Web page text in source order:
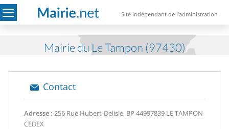
Site indépendant de l'administration
Mairie du Le Tampon (97430)
Contact
Adresse : 256 Rue Hubert-Delisle, BP 44997839 LE TAMPON
CEDEX